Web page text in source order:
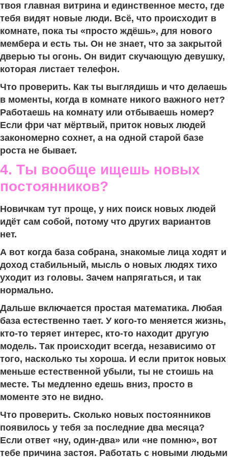
твоя главная витрина и единственное место, где
тебя видят новые люди. Всё, что происходит в
комнате, пока ты «просто ждёшь», для нового
мембера и есть ты. Он не знает, что за закрытой
дверью ты огонь. Он видит скучающую девушку,
которая листает телефон.
Что проверить. Как ты выглядишь и что делаешь
в моменты, когда в комнате никого важного нет?
Работаешь на комнату или отбываешь номер?
Если фри чат мёртвый, приток новых людей
закономерно сохнет, а на одной старой базе
роста не бывает.
4. Ты вообще ищешь новых
постоянников?
Новичкам тут проще, у них поиск новых людей
идёт сам собой, потому что других вариантов
нет.
А вот когда база собрана, знакомые лица ходят и
доход стабильный, мысль о новых людях тихо
уходит из головы. Зачем напрягаться, и так
нормально.
Дальше включается простая математика. Любая
база естественно тает. У кого-то меняется жизнь,
кто-то теряет интерес, кто-то находит другую
модель. Так происходит всегда, независимо от
того, насколько ты хороша. И если приток новых
меньше естественной убыли, ты не стоишь на
месте. Ты медленно едешь вниз, просто в
моменте это не видно.
Что проверить. Сколько новых постоянников
появилось у тебя за последние два месяца?
Если ответ «ну, один-два» или «не помню», вот
тебе причина застоя. Работать с новыми людьми